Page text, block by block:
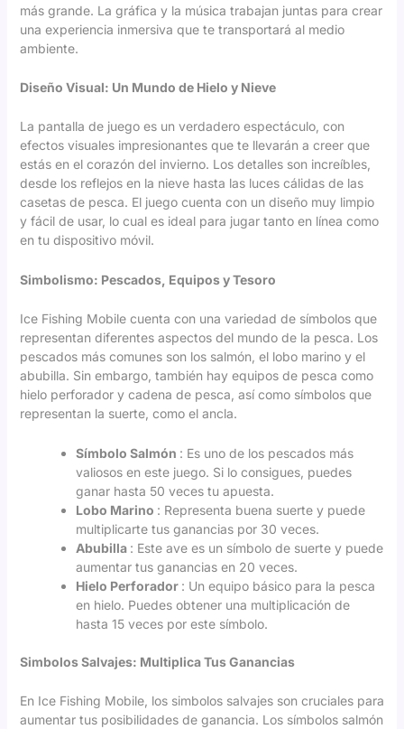
más grande. La gráfica y la música trabajan juntas para crear
una experiencia inmersiva que te transportará al medio
ambiente.
Diseño Visual: Un Mundo de Hielo y Nieve
La pantalla de juego es un verdadero espectáculo, con
efectos visuales impresionantes que te llevarán a creer que
estás en el corazón del invierno. Los detalles son increíbles,
desde los reflejos en la nieve hasta las luces cálidas de las
casetas de pesca. El juego cuenta con un diseño muy limpio
y fácil de usar, lo cual es ideal para jugar tanto en línea como
en tu dispositivo móvil.
Simbolismo: Pescados, Equipos y Tesoro
Ice Fishing Mobile cuenta con una variedad de símbolos que
representan diferentes aspectos del mundo de la pesca. Los
pescados más comunes son los salmón, el lobo marino y el
abubilla. Sin embargo, también hay equipos de pesca como
hielo perforador y cadena de pesca, así como símbolos que
representan la suerte, como el ancla.
Símbolo Salmón : Es uno de los pescados más
valiosos en este juego. Si lo consigues, puedes
ganar hasta 50 veces tu apuesta.
Lobo Marino : Representa buena suerte y puede
multiplicarte tus ganancias por 30 veces.
Abubilla : Este ave es un símbolo de suerte y puede
aumentar tus ganancias en 20 veces.
Hielo Perforador : Un equipo básico para la pesca
en hielo. Puedes obtener una multiplicación de
hasta 15 veces por este símbolo.
Simbolos Salvajes: Multiplica Tus Ganancias
En Ice Fishing Mobile, los simbolos salvajes son cruciales para
aumentar tus posibilidades de ganancia. Los símbolos salmón